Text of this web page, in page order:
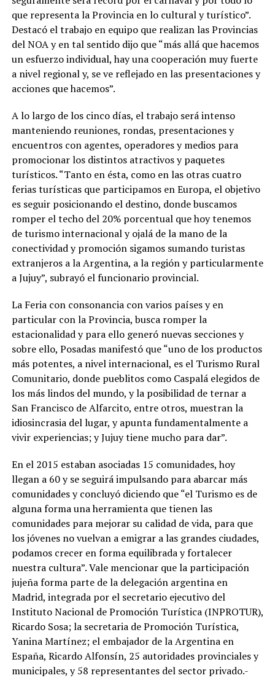
que representa la Provincia en lo cultural y turístico”.
Destacó el trabajo en equipo que realizan las Provincias
del NOA y en tal sentido dijo que “más allá que hacemos
un esfuerzo individual, hay una cooperación muy fuerte
a nivel regional y, se ve reflejado en las presentaciones y
acciones que hacemos”.
A lo largo de los cinco días, el trabajo será intenso
manteniendo reuniones, rondas, presentaciones y
encuentros con agentes, operadores y medios para
promocionar los distintos atractivos y paquetes
turísticos. “Tanto en ésta, como en las otras cuatro
ferias turísticas que participamos en Europa, el objetivo
es seguir posicionando el destino, donde buscamos
romper el techo del 20% porcentual que hoy tenemos
de turismo internacional y ojalá de la mano de la
conectividad y promoción sigamos sumando turistas
extranjeros a la Argentina, a la región y particularmente
a Jujuy”, subrayó el funcionario provincial.
La Feria con consonancia con varios países y en
particular con la Provincia, busca romper la
estacionalidad y para ello generó nuevas secciones y
sobre ello, Posadas manifestó que “uno de los productos
más potentes, a nivel internacional, es el Turismo Rural
Comunitario, donde pueblitos como Caspalá elegidos de
los más lindos del mundo, y la posibilidad de ternar a
San Francisco de Alfarcito, entre otros, muestran la
idiosincrasia del lugar, y apunta fundamentalmente a
vivir experiencias; y Jujuy tiene mucho para dar”.
En el 2015 estaban asociadas 15 comunidades, hoy
llegan a 60 y se seguirá impulsando para abarcar más
comunidades y concluyó diciendo que “el Turismo es de
alguna forma una herramienta que tienen las
comunidades para mejorar su calidad de vida, para que
los jóvenes no vuelvan a emigrar a las grandes ciudades,
podamos crecer en forma equilibrada y fortalecer
nuestra cultura”. Vale mencionar que la participación
jujeña forma parte de la delegación argentina en
Madrid, integrada por el secretario ejecutivo del
Instituto Nacional de Promoción Turística (INPROTUR),
Ricardo Sosa; la secretaria de Promoción Turística,
Yanina Martínez; el embajador de la Argentina en
España, Ricardo Alfonsín, 25 autoridades provinciales y
municipales, y 58 representantes del sector privado.-